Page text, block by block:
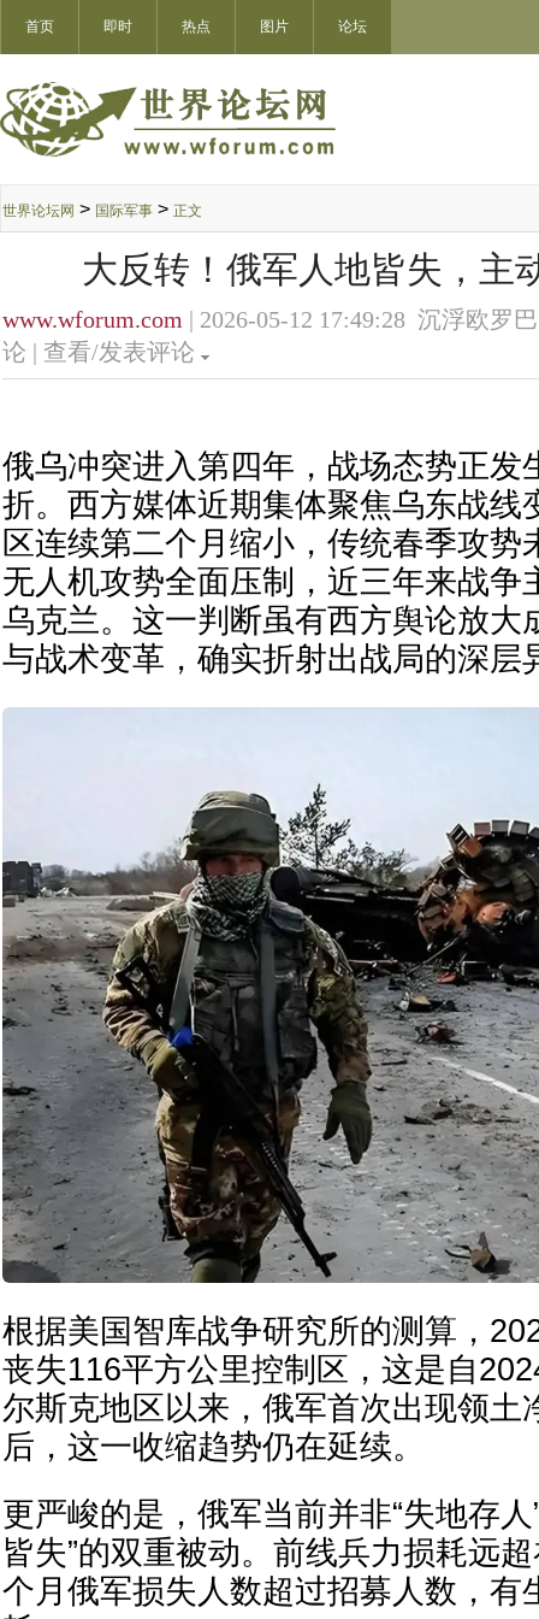
首页 即时 热点 图片 论坛
世界论坛网 > 国际军事 > 正文
大反转！俄军人地皆失，主
www.wforum.com | 2026-05-12 17:49:28 沉浮欧罗
论 | 查看/发表评论
俄乌冲突进入第四年，战场态势正发
折。西方媒体近期集体聚焦乌东战线
区连续第二个月缩小，传统春季攻势
无人机攻势全面压制，近三年来战争
乌克兰。这一判断虽有西方舆论放大
与战术变革，确实折射出战局的深层
根据美国智库战争研究所的测算，
丧失116平方公里控制区，这是自
尔斯克地区以来，俄军首次出现领土
后，这一收缩趋势仍在延续。
更严峻的是，俄军当前并非“失地存人
皆失”的双重被动。前线兵力损耗远
个月俄军损失人数超过招募人数，有